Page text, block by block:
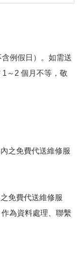
例假日）。如需送
～2 個月不等，敬
之免費代送維修服
免費代送維修服
為資料處理、聯繫